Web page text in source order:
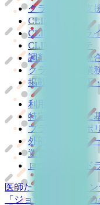
クラウド診療 支
CLINICS予約
CLINICSオンラ
CLINICSカルテ
調剤薬局向け統
クラウド歯科業
掲載情報の修正
利用規約
特定商取引法に
プライバシーポ
外部送信ポリシ
運営会社
ロゴ利用ガイド
医師たちがつくる オ
「ジョブメドレー
ア